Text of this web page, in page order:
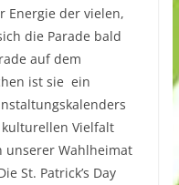
Energie der vielen,
die Parade bald
auf dem
ist sie ein
Vielfalt
unserer Wahlheimat
St. Patrick’s Day